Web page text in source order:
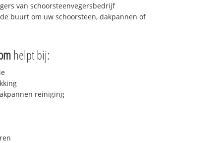
van schoorsteenvegersbedrijf
buurt om uw schoorsteen, dakpannen of
helpt bij:
reiniging